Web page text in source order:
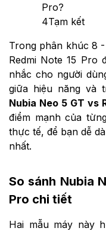
Pro?
4Tạm kết
Trong phân khúc 8
Redmi Note 15 Pro
nhắc cho người
giữa hiệu năng và
Nubia Neo 5 GT vs
điểm mạnh của
thực tế, để bạn dễ
nhất.
So sánh Nubia
Pro chi tiết
Hai mẫu máy này